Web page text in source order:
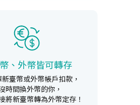
、外幣皆可轉存
臺幣或外幣帳戶扣款，
時間換外幣的你，
將新臺幣轉為外幣定存！